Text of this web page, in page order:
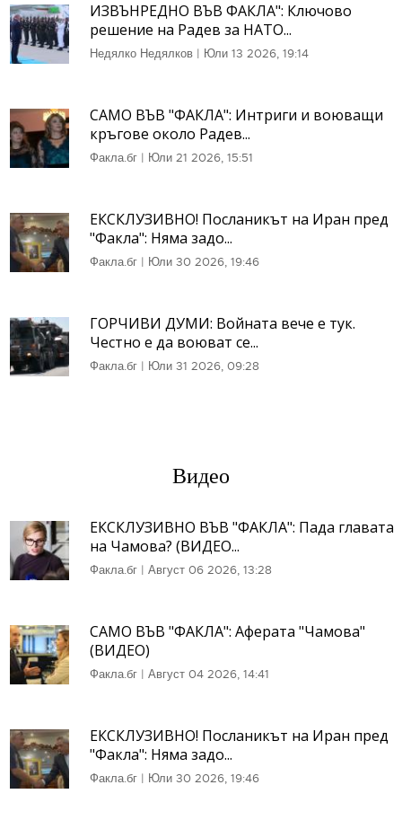
ИЗВЪНРЕДНО ВЪВ ФАКЛА": Ключово
решение на Радев за НАТО...
Недялко Недялков | Юли 13 2026, 19:14
САМО ВЪВ "ФАКЛА": Интриги и воюващи
кръгове около Радев...
Факла.бг | Юли 21 2026, 15:51
ЕКСКЛУЗИВНО! Посланикът на Иран пред
"Факла": Няма задо...
Факла.бг | Юли 30 2026, 19:46
ГОРЧИВИ ДУМИ: Войната вече е тук.
Честно е да воюват се...
Факла.бг | Юли 31 2026, 09:28
Видео
ЕКСКЛУЗИВНО ВЪВ "ФАКЛА": Пада главата
на Чамова? (ВИДЕО...
Факла.бг | Август 06 2026, 13:28
САМО ВЪВ "ФАКЛА": Аферата "Чамова"
(ВИДЕО)
Факла.бг | Август 04 2026, 14:41
ЕКСКЛУЗИВНО! Посланикът на Иран пред
"Факла": Няма задо...
Факла.бг | Юли 30 2026, 19:46